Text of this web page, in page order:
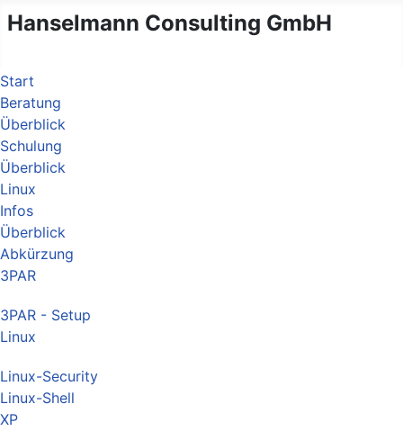
Hanselmann Consulting GmbH
Start
Beratung
Überblick
Schulung
Überblick
Linux
Infos
Überblick
Abkürzung
3PAR
3PAR - Setup
Linux
Linux-Security
Linux-Shell
XP